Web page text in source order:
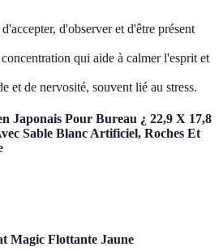
d'accepter, d'observer et d'être présent
qui aide à calmer l'esprit et
et de nervosité, souvent lié au stress.
Japonais Pour Bureau ¿ 22,9 X 17,8
Sable Blanc Artificiel, Roches Et
Magic Flottante Jaune